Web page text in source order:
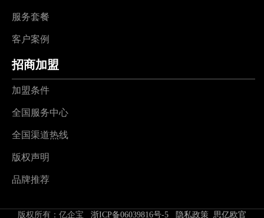
服务套餐
客户案例
招商加盟
加盟条件
全国服务中心
全国渠道热线
版权声明
品牌推荐
版权所有：亿企宝 浙ICP备06039816号-5 隐私政策 思亿欧官